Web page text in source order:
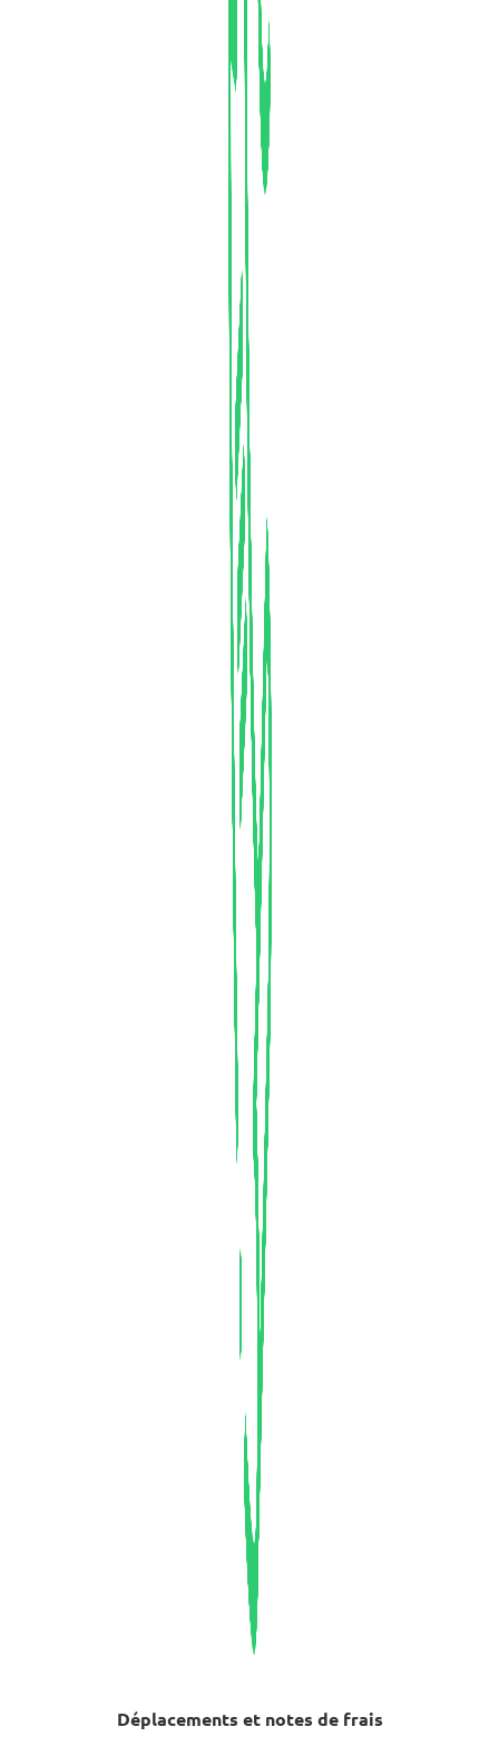
Déplacements et notes de frais